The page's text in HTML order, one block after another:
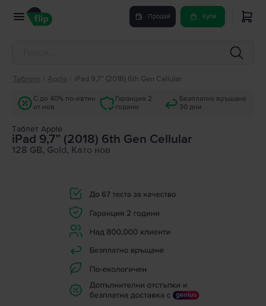
Продай Купи
Таблети Apple iPad 9,7” (2018) 6th Gen Cellular
С до 40% по-евтин
от нов
Гаранция 2
години
Безплатно връщане
30 дни
Tаблет Apple
iPad 9,7” (2018) 6th Gen Cellular
128 GB, Gold, Като нов